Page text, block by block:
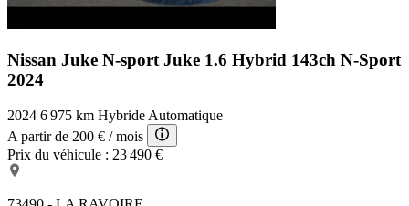
Nissan Juke N-sport Juke 1.6 Hybrid 143ch N-Sport
2024
2024 6 975 km Hybride Automatique
A partir de 200 € / mois
Prix du véhicule : 23 490 €